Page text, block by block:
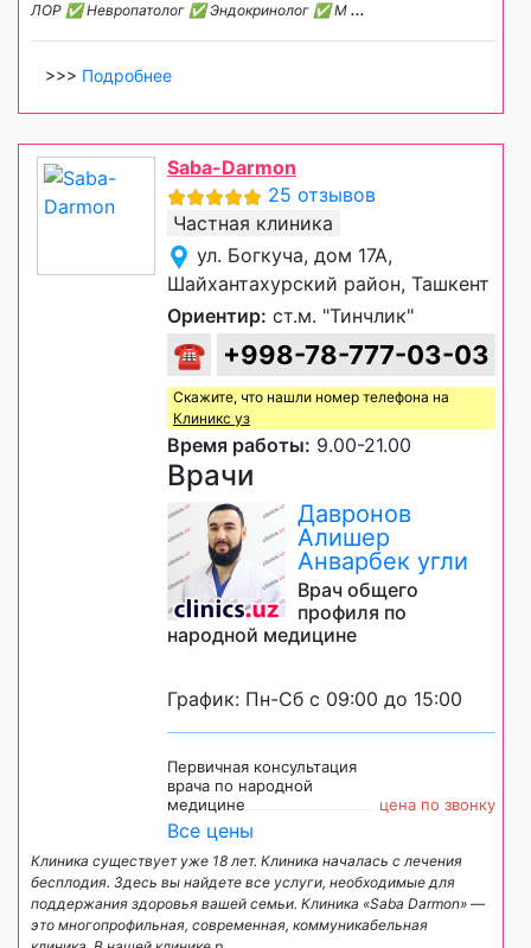
ЛОР ✅ Невропатолог ✅ Эндокринолог ✅ М ...
>>> Подробнее
Saba-Darmon
25 отзывов
Частная клиника
ул. Богкуча, дом 17А,
Шайхантахурский район, Ташкент
Ориентир: ст.м. "Тинчлик"
☎ +998-78-777-03-03
Скажите, что нашли номер телефона на
Клиникс уз
Время работы: 9.00-21.00
Врачи
Давронов
Алишер
Анварбек угли
Врач общего
профиля по
народной медицине
График: Пн-Сб с 09:00 до 15:00
Первичная консультация
врача по народной
медицине
цена по звонку
Все цены
Клиника существует уже 18 лет. Клиника началась с лечения
бесплодия. Здесь вы найдете все услуги, необходимые для
поддержания здоровья вашей семьи. Клиника «Saba Darmon» —
это многопрофильная, современная, коммуникабельная